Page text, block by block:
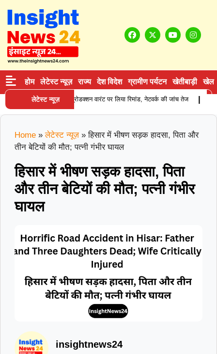
होम लेटेस्ट न्यूज़ राज्य देश विदेश ग्रामीण पर्यटन खेतीबाड़ी खेल
लेटेस्ट न्यूज़
करने वाले आरोपी को प्रोडक्शन वारंट पर लिया रिमांड, नेटवर्क की जांच तेज
Home » लेटेस्ट न्यूज़ »हिसार में भीषण सड़क हादसा, पिता और
तीन बेटियों की मौत; पत्नी गंभीर घायल
हिसार में भीषण सड़क हादसा, पिता
और तीन बेटियों की मौत; पत्नी गंभीर
घायल
insightnews24